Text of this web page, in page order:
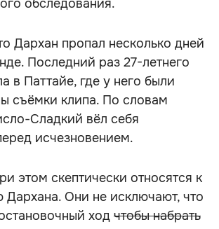
обследования.
Дархан пропал несколько дней
Последний раз 27-летнего
в Паттайе, где у него были
съёмки клипа. По словам
Сладкий вёл себя
исчезновением.
этом скептически относятся к
Дархана. Они не исключают, что
ход чтобы набрать